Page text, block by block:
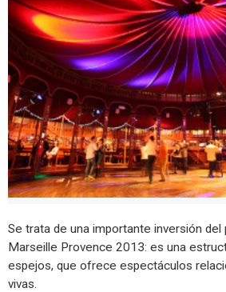
Se trata de una importante inversión
Marseille Provence 2013: es una
espejos, que ofrece espectáculos
vivas.